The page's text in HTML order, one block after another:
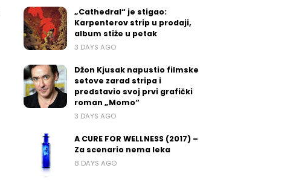
„Cathedral“ je stigao:
Karpenterov strip u prodaji,
album stiže u petak
3 DAYS AGO
Džon Kjusak napustio filmske
setove zarad stripa i
predstavio svoj prvi grafički
roman „Momo“
3 DAYS AGO
A CURE FOR WELLNESS (2017) –
Za scenario nema leka
8 DAYS AGO